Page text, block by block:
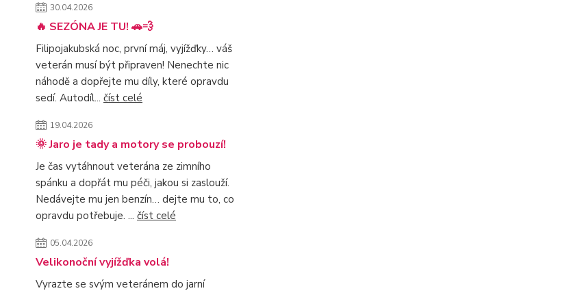
30.04.2026
🔥 SEZÓNA JE TU! 🚗💨
Filipojakubská noc, první máj, vyjížďky… váš
veterán musí být připraven! Nenechte nic
náhodě a dopřejte mu díly, které opravdu
sedí. Autodíl... číst celé
19.04.2026
🌞 Jaro je tady a motory se probouzí!
Je čas vytáhnout veterána ze zimního
spánku a dopřát mu péči, jakou si zaslouží.
Nedávejte mu jen benzín… dejte mu to, co
opravdu potřebuje. ... číst celé
05.04.2026
Velikonoční vyjížďka volá!
Vyrazte se svým veteránem do jarní